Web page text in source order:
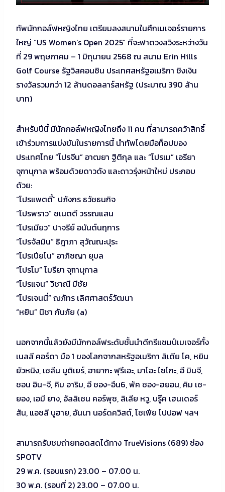
ทัพนักกอล์ฟหญิงไทย เตรียมลงสนามในศึกเมเจอร์รายการ
ใหญ่ “US Women’s Open 2025” ที่จะฟาดวงสวิงระหว่างวัน
ที่ 29 พฤษภาคม – 1 มิถุนายน 2568 ณ สนาม Erin Hills
Golf Course รัฐวิสคอนซิน ประเทศสหรัฐอเมริกา ชิงเงิน
รางวัลรวมกว่า 12 ล้านดอลลาร์สหรัฐ (ประมาณ 390 ล้าน
บาท)
สำหรับปีนี้ มีนักกอล์ฟหญิงไทยถึง 11 คน ที่สามารถคว้าสิทธิ์
เข้าร่วมการแข่งขันในรายการนี้ นำทัพโดยมือท็อปของ
ประเทศไทย “โปรจีน” อาฒยา ฐิติกุล และ “โปรเม” เอรียา
จุฑานุกาล พร้อมด้วยดาวดัง และดาวรุ่งหน้าใหม่ ประกอบ
ด้วย:
“โปรแพตตี้” ปภังกร ธวัชธนกิจ
“โปรพราว” ชเนตตี วรรณแสน
“โปรเมียว” ปาจรีย์ อนันต์นฤการ
“โปรจัสมิน” ธิฎาภา สุวัณณะปุระ
“โปรเปียโน” อาภิชญา ยุบล
“โปรโม” โมรียา จุฑานุกาล
“โปรแจน” วิชาณี มีชัย
“โปรเจนนี่” ณภัทร เลิศศาสตร์วัฒนา
“หยิน” นิชา กันภัย (a)
นอกจากนี้แล้วยังมีนักกอล์ฟระดับชั้นนำดีกรีแชมป์เมเจอร์ทั้ง
เนลลี คอร์ดา มือ 1 ของโลกจากสหรัฐอเมริกา ลิเดีย โค, หยิน
ยัวหนิง, เซลีน บูติเยร์, อายากะ ฟุรึเอะ, มาโอะ ไซโกะ, อี มินจี,
ชอน อิน-จี, คิม อาริม, อี ชอง-อึน6, พัค ซอง-ฮยอน, คิม เซ-
ยอง, เอมี ยาง, อัลลิเซน คอร์พุซ, ลิเลีย หวู, บรู๊ค เฮนเดอร์
สัน, แอชลี บูฮาย, อันนา นอร์ดควิสต์, โซเฟีย โปปอฟ ฯลฯ
สามารถรับชมถ่ายทอดสดได้ทาง TrueVisions (689) ช่อง
SPOTV
29 พ.ค. (รอบแรก) 23.00 – 07.00 น.
30 พ.ค. (รอบที่ 2) 23.00 – 07.00 น.